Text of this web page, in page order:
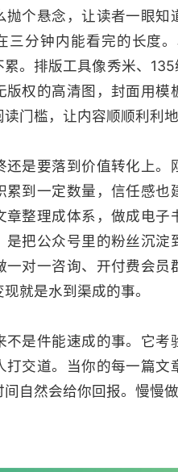
抛个悬念，让读者一眼
三分钟内能看完的长度
累。排版工具像秀米、
版权的高清图，封面用模
门槛，让内容顺顺利利
还是要落到价值转化上
累到一定数量，信任感
章整理成体系，做成电
是把公众号里的粉丝沉
一对一咨询、开付费会
就是水到渠成的事。
不是件能速成的事。它
打交道。当你的每一篇
自然会给你回报。慢慢